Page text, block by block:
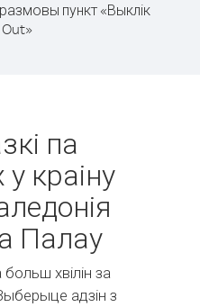
пункт «Выклік
па
краіну
Палау
хвілін за
адзін з